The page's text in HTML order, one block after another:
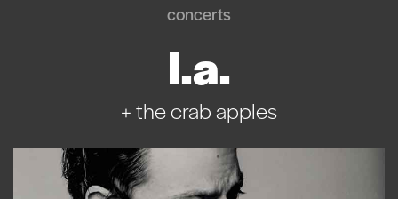
concerts
l.a.
+ the crab apples